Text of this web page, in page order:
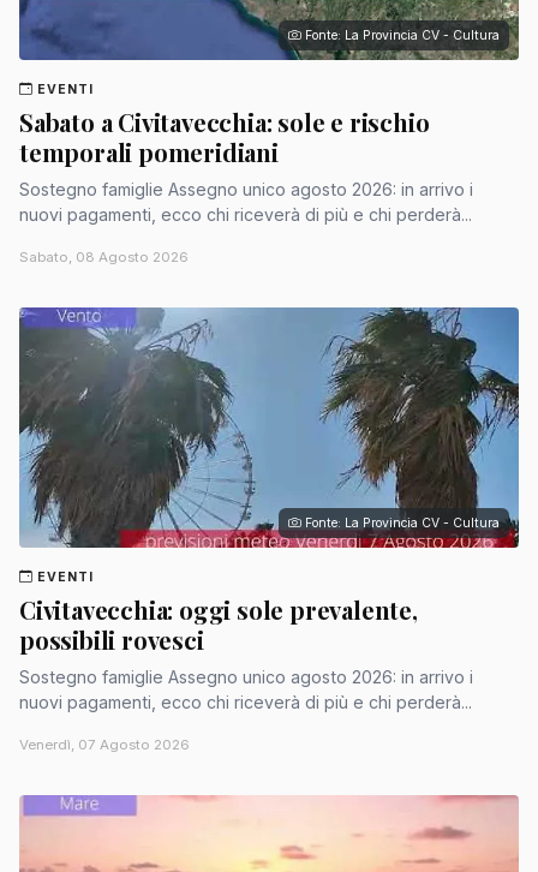
Fonte: La Provincia CV - Cultura
EVENTI
Sabato a Civitavecchia: sole e rischio
temporali pomeridiani
Sostegno famiglie Assegno unico agosto 2026: in arrivo i
nuovi pagamenti, ecco chi riceverà di più e chi perderà...
Sabato, 08 Agosto 2026
Fonte: La Provincia CV - Cultura
EVENTI
Civitavecchia: oggi sole prevalente,
possibili rovesci
Sostegno famiglie Assegno unico agosto 2026: in arrivo i
nuovi pagamenti, ecco chi riceverà di più e chi perderà...
Venerdì, 07 Agosto 2026